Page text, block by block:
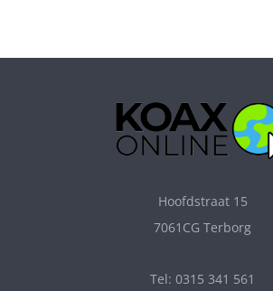
Hoofdstraat 15
7061CG Terborg
Tel: 0315 341 561